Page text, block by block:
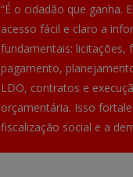
“É o cidadão que ganha.
acesso fácil e claro a
fundamentais: licitações,
pagamento,
LDO, contratos e
orçamentária. Isso
fiscalização social e a